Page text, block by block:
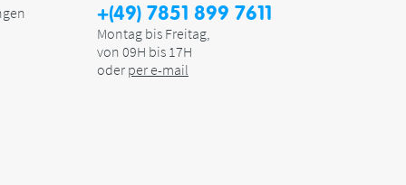
+(49) 7851 899 7611
Montag bis Freitag,
von 09H bis 17H
oder per e-mail